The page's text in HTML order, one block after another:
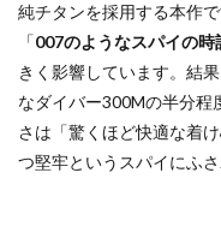
純チタンを採用する本作
「007のようなスパイの
きく影響しています。結
なダイバー300Mの半分程
さは「驚くほど快適な着
つ堅牢というスパイにふ